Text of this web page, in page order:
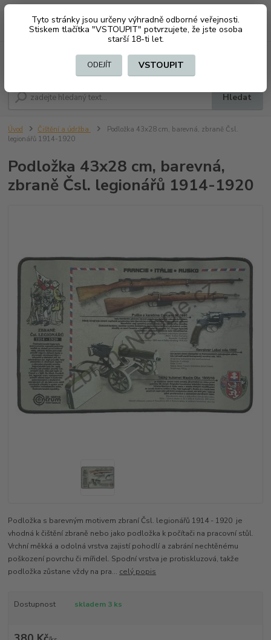
Tyto stránky jsou určeny výhradně odborné veřejnosti.
Stiskem tlačítka "VSTOUPIT" potvrzujete, že jste osoba
starší 18-ti let.
ODEJÍT VSTOUPIT
CZK
Hledat
+420 603794370 za0 Kč
Úvod Čištění a údržba
Podložka 43x28 cm, barevná, zbraně Čsl.
legionářů 1914-1920
Podložka 43x28 cm, barevná,
zbraně Čsl. legionářů 1914-1920
Podložka s barevným motivem zbraní Čsl. legionářů 1914 - 1920 je
vhodná k čištění zbraně nebo jako podložka k počítači na pracovní stůl.
Vrchní měkká a odolná vrstva zajistí pohodlí a zabrání nechtěnému
poškození povrchu či mířidel. Spodní vrstva je protiskluzová, takže
podložka zůstane vždy na pra... celý popis
Dostupnost skladem 3 ks